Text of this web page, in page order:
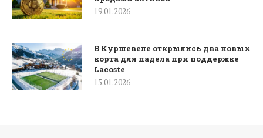
19.01.2026
В Куршевеле открылись два новых
корта для падела при поддержке
Lacoste
15.01.2026